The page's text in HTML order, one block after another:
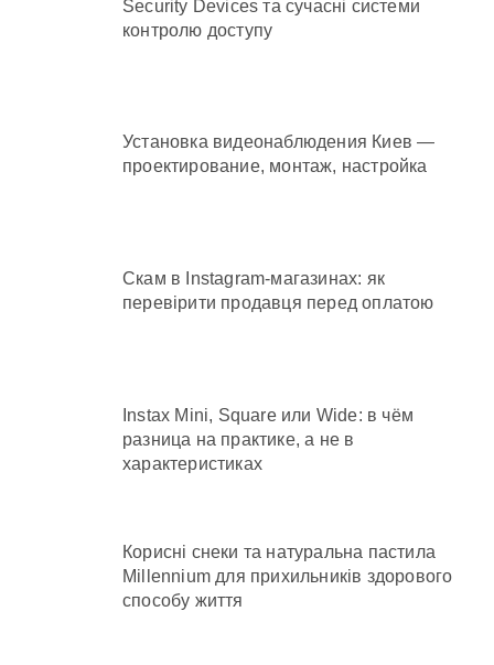
Security Devices та сучасні системи
контролю доступу
Установка видеонаблюдения Киев —
проектирование, монтаж, настройка
Скам в Instagram-магазинах: як
перевірити продавця перед оплатою
Instax Mini, Square или Wide: в чём
разница на практике, а не в
характеристиках
Корисні снеки та натуральна пастила
Millennium для прихильників здорового
способу життя